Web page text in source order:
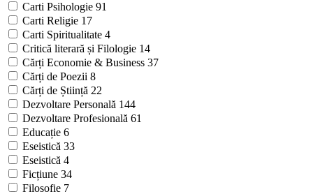
Carti Psihologie 91
Carti Religie 17
Carti Spiritualitate 4
Critică literară și Filologie 14
Cărți Economie & Business 37
Cărți de Poezii 8
Cărți de Știință 22
Dezvoltare Personală 144
Dezvoltare Profesională 61
Educație 6
Eseistică 33
Eseistică 4
Ficțiune 34
Filosofie 7